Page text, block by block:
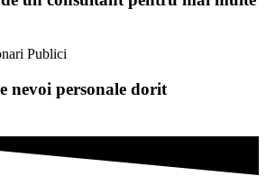
nevoi personale dorit